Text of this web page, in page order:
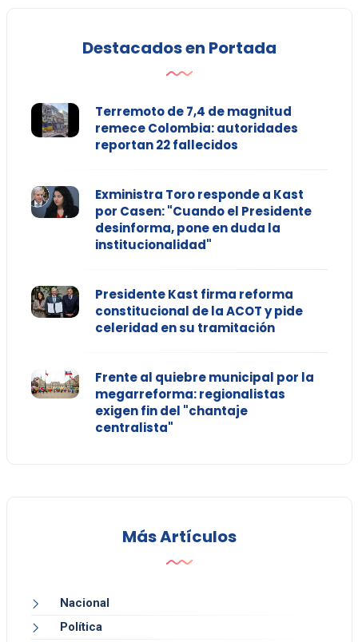
Destacados en Portada
Terremoto de 7,4 de magnitud
remece Colombia: autoridades
reportan 22 fallecidos
Exministra Toro responde a Kast
por Casen: "Cuando el Presidente
desinforma, pone en duda la
institucionalidad"
Presidente Kast firma reforma
constitucional de la ACOT y pide
celeridad en su tramitación
Frente al quiebre municipal por la
megarreforma: regionalistas
exigen fin del "chantaje
centralista"
Más Artículos
Nacional
Política